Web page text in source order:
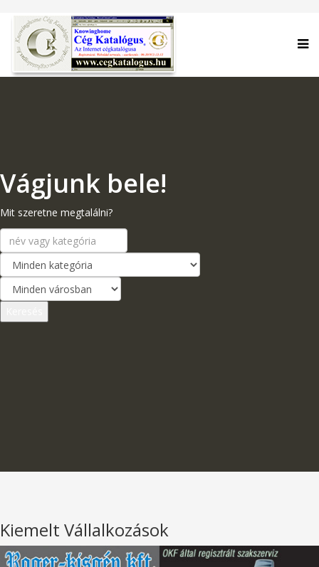
Vágjunk bele!
Mit szeretne megtalálni?
Kiemelt Vállalkozások